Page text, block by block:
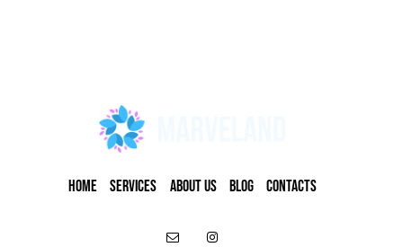
HOME SERVICES ABOUT US BLOG CONTACTS